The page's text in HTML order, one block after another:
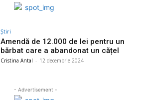
Știri
Amendă de 12.000 de lei pentru un
bărbat care a abandonat un cățel
Cristina Antal - 12 decembrie 2024
- Advertisement -